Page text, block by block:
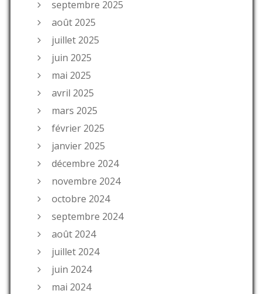
septembre 2025
août 2025
juillet 2025
juin 2025
mai 2025
avril 2025
mars 2025
février 2025
janvier 2025
décembre 2024
novembre 2024
octobre 2024
septembre 2024
août 2024
juillet 2024
juin 2024
mai 2024